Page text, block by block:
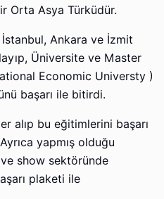
Orta Asya Türküdür.
Ankara ve İzmit
Üniversite ve Master
Economic Universty )
başarı ile bitirdi.
alıp bu eğitimlerini başarı
yapmış olduğu
show sektöründe
plaketi ile